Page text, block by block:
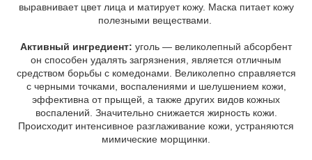
выравнивает цвет лица и матирует кожу. Маска питает кожу
полезными веществами.
Активный ингредиент: уголь — великолепный абсорбент
он способен удалять загрязнения, является отличным
средством борьбы с комедонами. Великолепно справляется
с черными точками, воспалениями и шелушением кожи,
эффективна от прыщей, а также других видов кожных
воспалений. Значительно снижается жирность кожи.
Происходит интенсивное разглаживание кожи, устраняются
мимические морщинки.